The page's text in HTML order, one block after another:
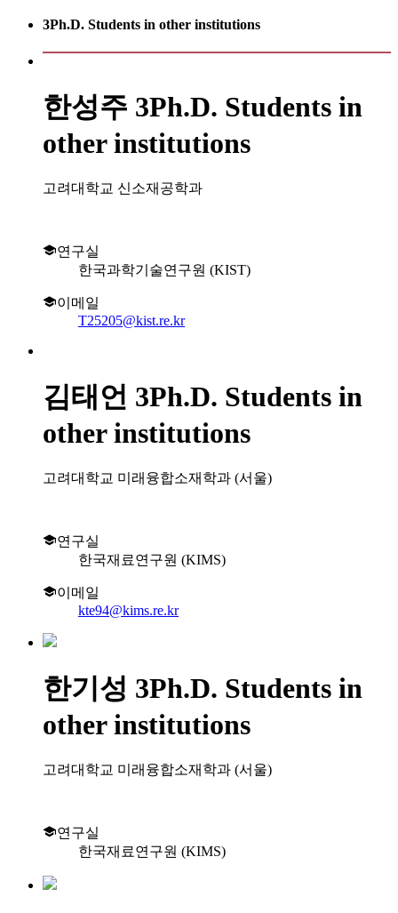
3Ph.D. Students in other institutions
한성주 3Ph.D. Students in
other institutions
고려대학교 신소재공학과
연구실
한국과학기술연구원 (KIST)
이메일
T25205@kist.re.kr
김태언 3Ph.D. Students in
other institutions
고려대학교 미래융합소재학과 (서울)
연구실
한국재료연구원 (KIMS)
이메일
kte94@kims.re.kr
한기성 3Ph.D. Students in
other institutions
고려대학교 미래융합소재학과 (서울)
연구실
한국재료연구원 (KIMS)